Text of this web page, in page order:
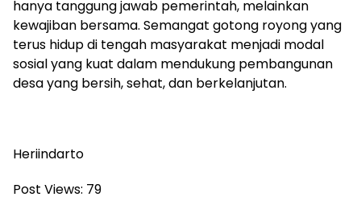
hanya tanggung jawab pemerintah, melainkan
kewajiban bersama. Semangat gotong royong yang
terus hidup di tengah masyarakat menjadi modal
sosial yang kuat dalam mendukung pembangunan
desa yang bersih, sehat, dan berkelanjutan.
Heriindarto
Post Views: 79